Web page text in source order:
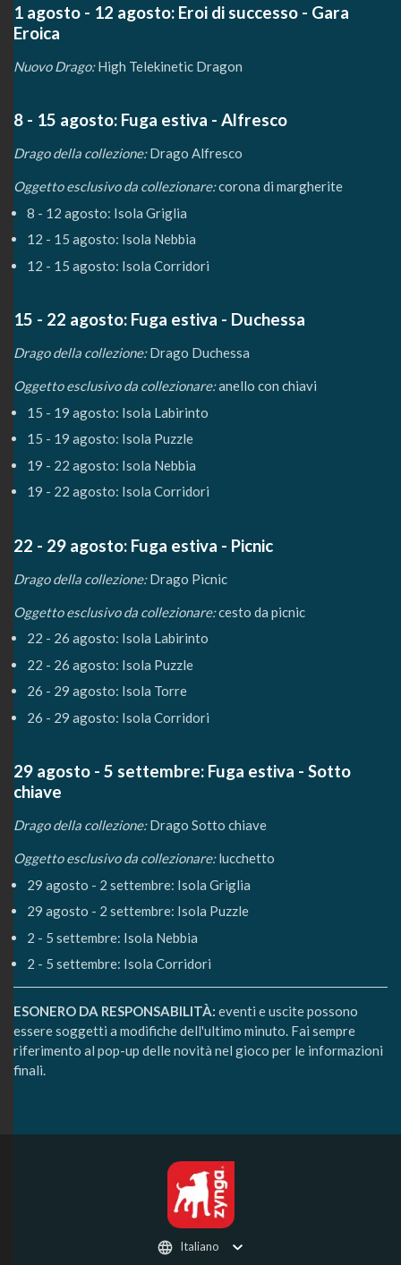
1 agosto - 12 agosto: Eroi di successo - Gara
Eroica
Nuovo Drago:High Telekinetic Dragon
8 - 15 agosto: Fuga estiva - Alfresco
Drago della collezione:Drago Alfresco
Oggetto esclusivo da collezionare:corona di margherite
8 - 12 agosto: Isola Griglia
12 - 15 agosto: Isola Nebbia
12 - 15 agosto: Isola Corridori
15 - 22 agosto: Fuga estiva - Duchessa
Drago della collezione:Drago Duchessa
Oggetto esclusivo da collezionare:anello con chiavi
15 - 19 agosto: Isola Labirinto
15 - 19 agosto: Isola Puzzle
19 - 22 agosto: Isola Nebbia
19 - 22 agosto: Isola Corridori
22 - 29 agosto: Fuga estiva - Picnic
Drago della collezione:Drago Picnic
Oggetto esclusivo da collezionare:cesto da picnic
22 - 26 agosto: Isola Labirinto
22 - 26 agosto: Isola Puzzle
26 - 29 agosto: Isola Torre
26 - 29 agosto: Isola Corridori
29 agosto - 5 settembre: Fuga estiva - Sotto
chiave
Drago della collezione:Drago Sotto chiave
Oggetto esclusivo da collezionare:lucchetto
29 agosto - 2 settembre: Isola Griglia
29 agosto - 2 settembre: Isola Puzzle
2 - 5 settembre: Isola Nebbia
2 - 5 settembre: Isola Corridori
ESONERO DA RESPONSABILITÀ: eventi e uscite possono
essere soggetti a modifiche dell'ultimo minuto. Fai sempre
riferimento al pop-up delle novità nel gioco per le informazioni
finali.
Italiano